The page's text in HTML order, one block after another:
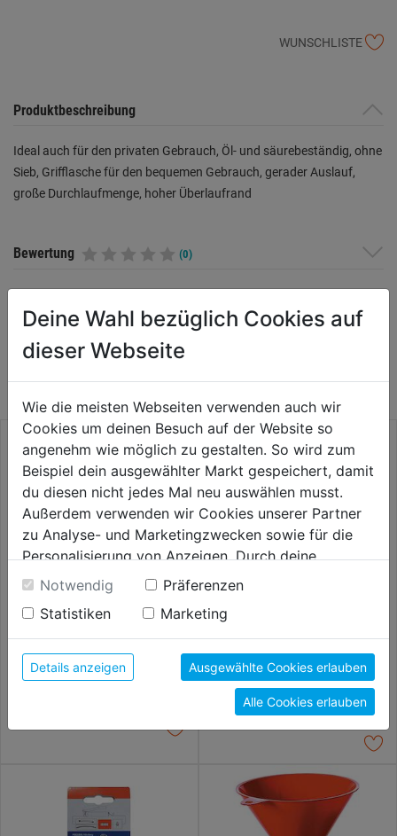
WUNSCHLISTE
Produktbeschreibung
Ideal auch für den privaten Gebrauch, Öl- und säurebeständig, ohne
Sieb, Grifflasche für den bequemen Gebrauch, gerader Auslauf,
große Durchlaufmenge, hoher Überlaufrand
Bewertung (0)
WEITERE PRODUKTE AUS DIESER
DM 50, 75, 100, 120mm
5,59€
Messbecher Kunststoff
transp.
5,79€
Deine Wahl bezüglich Cookies auf
dieser Webseite
Wie die meisten Webseiten verwenden auch wir
Cookies um deinen Besuch auf der Website so
angenehm wie möglich zu gestalten. So wird zum
Beispiel dein ausgewählter Markt gespeichert, damit
du diesen nicht jedes Mal neu auswählen musst.
Außerdem verwenden wir Cookies unserer Partner
zu Analyse- und Marketingzwecken sowie für die
Personalisierung von Anzeigen. Durch deine
Einwilligung werden die Daten von Drittanbieter,
unter anderem auch in den USA, verarbeitet.
Durch Klick auf "Alle Cookies erlauben" stimmst du
der Verwendung aller Cookies zu. Unter "Details
anzeigen" findest du alle Infos zu den
unterschiedlichen Cookies, unter "Cookies
Konfigurieren" kannst du auswählen, welche Cookies
du zulassen möchtest und welche nicht.
Notwendig
Präferenzen
Statistiken
Marketing
Details anzeigen Ausgewählte Cookies erlauben
Alle Cookies erlauben